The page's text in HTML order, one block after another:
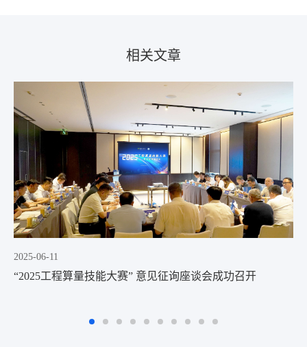
相关文章
2025-04-18
2025工程算量技能大赛【报名流程】【学习流程】